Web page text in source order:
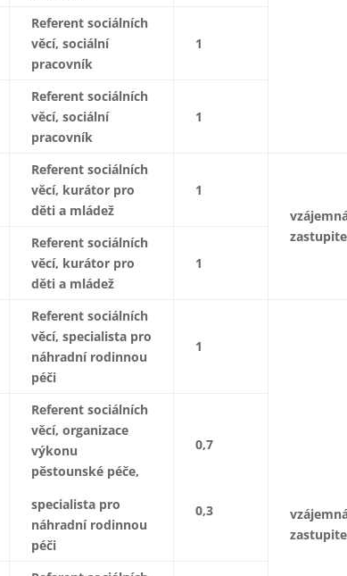
Referent sociálních
věcí, sociální
pracovník
1
Referent sociálních
věcí, sociální
pracovník
1
Referent sociálních
věcí, kurátor pro
děti a mládež
1
Referent sociálních
věcí, kurátor pro
děti a mládež
1
Referent sociálních
věcí, specialista pro
náhradní rodinnou
péči
1
Referent sociálních
věcí, organizace
výkonu
pěstounské péče,
specialista pro
náhradní rodinnou
péči
0,7
0,3